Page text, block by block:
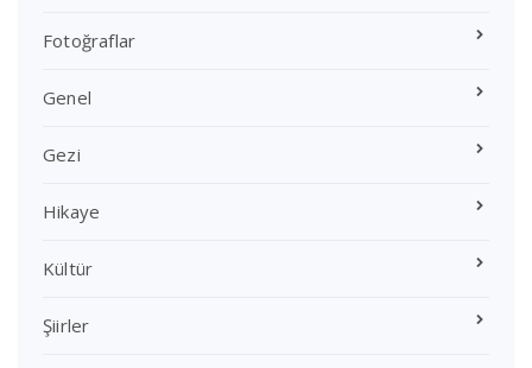
Fotoğraflar
Genel
Gezi
Hikaye
Kültür
Şiirler